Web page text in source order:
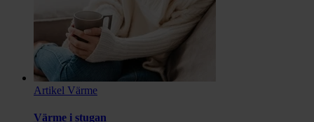
Artikel Värme
Värme i stugan